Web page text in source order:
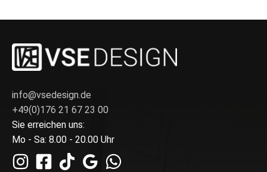
info@vsedesign.de
+49(0)176 21 67 23 00
Sie erreichen uns:
Mo - Sa: 8.00 - 20.00 Uhr